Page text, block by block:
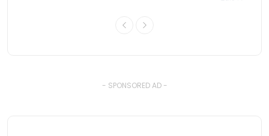
- SPONSORED AD -